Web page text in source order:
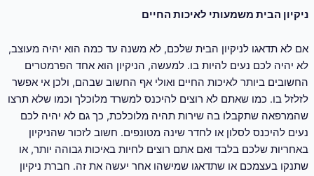
ניקיון הבית משמעותי לאיכות החיים
אם לא תדאגו לניקיון הבית שלכם, לא משנה עד כמה הוא יהיה מעוצב,
לא יהיה לכם נעים להיות בו. למעשה, הניקיון הוא אחד הפרמטרים
החשובים ביותר לאיכות החיים ואולי אף החשוב שבהם, ולכן אי אפשר
לזלזל בו. כמו שאתם לא רוצים להיכנס למשרד מלוכלך וכמו שלא תרצו
שהמרפאה שתקבלו בה שירות תהיה מלוכלכת, כך גם לא יהיה לכם
נעים להיכנס לסלון או לחדר שינה מטונפים. חשוב לזכור שהניקיון
באחריות שלכם בלבד ואם אתם רוצים לחיות באיכות גבוהה יותר, או
שתנקו בעצמכם או שתדאגו שמישהו אחר יעשה את זה. חברת ניקיון